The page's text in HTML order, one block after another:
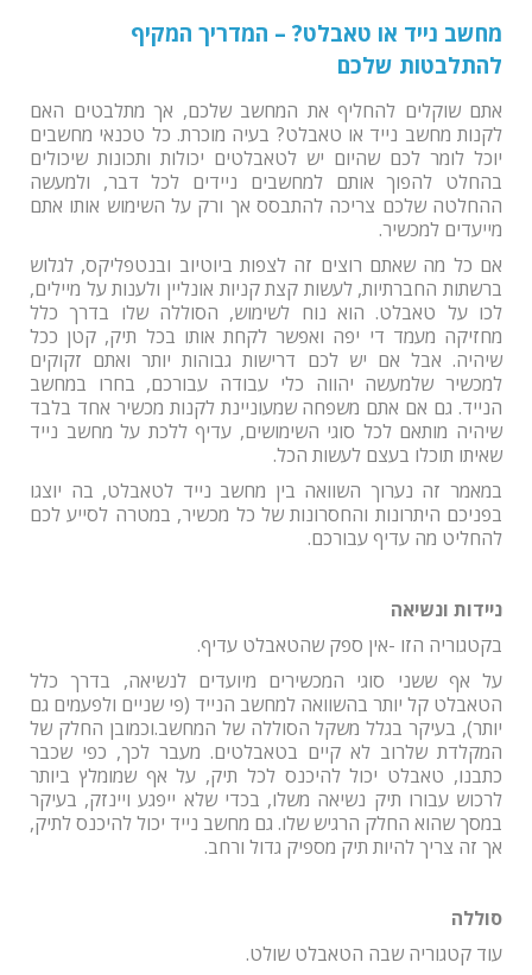
מחשב נייד או טאבלט? – המדריך המקיף
להתלבטות שלכם
אתם שוקלים להחליף את המחשב שלכם, אך מתלבטים האם
לקנות מחשב נייד או טאבלט? בעיה מוכרת. כל טכנאי מחשבים
יוכל לומר לכם שהיום יש לטאבלטים יכולות ותכונות שיכולים
בהחלט להפוך אותם למחשבים ניידים לכל דבר, ולמעשה
ההחלטה שלכם צריכה להתבסס אך ורק על השימוש אותו אתם
מייעדים למכשיר.
אם כל מה שאתם רוצים זה לצפות ביוטיוב ובנטפליקס, לגלוש
ברשתות החברתיות, לעשות קצת קניות אונליין ולענות על מיילים,
לכו על טאבלט. הוא נוח לשימוש, הסוללה שלו בדרך כלל
מחזיקה מעמד די יפה ואפשר לקחת אותו בכל תיק, קטן ככל
שיהיה. אבל אם יש לכם דרישות גבוהות יותר ואתם זקוקים
למכשיר שלמעשה יהווה כלי עבודה עבורכם, בחרו במחשב
הנייד. גם אם אתם משפחה שמעוניינת לקנות מכשיר אחד בלבד
שיהיה מותאם לכל סוגי השימושים, עדיף ללכת על מחשב נייד
שאיתו תוכלו בעצם לעשות הכל.
במאמר זה נערוך השוואה בין מחשב נייד לטאבלט, בה יוצגו
בפניכם היתרונות והחסרונות של כל מכשיר, במטרה לסייע לכם
להחליט מה עדיף עבורכם.
ניידות ונשיאה
בקטגוריה הזו -אין ספק שהטאבלט עדיף.
על אף ששני סוגי המכשירים מיועדים לנשיאה, בדרך כלל
הטאבלט קל יותר בהשוואה למחשב הנייד (פי שניים ולפעמים גם
יותר), בעיקר בגלל משקל הסוללה של המחשב.וכמובן החלק של
המקלדת שלרוב לא קיים בטאבלטים. מעבר לכך, כפי שכבר
כתבנו, טאבלט יכול להיכנס לכל תיק, על אף שמומלץ ביותר
לרכוש עבורו תיק נשיאה משלו, בכדי שלא ייפגע ויינזק, בעיקר
במסך שהוא החלק הרגיש שלו. גם מחשב נייד יכול להיכנס לתיק,
אך זה צריך להיות תיק מספיק גדול ורחב.
סוללה
עוד קטגוריה שבה הטאבלט שולט.